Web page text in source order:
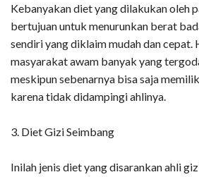
Kebanyakan diet yang dilakukan oleh
bertujuan untuk menurunkan berat
sendiri yang diklaim mudah dan cepat.
masyarakat awam banyak yang
meskipun sebenarnya bisa saja
karena tidak didampingi ahlinya.
3. Diet Gizi Seimbang
Inilah jenis diet yang disarankan ahli